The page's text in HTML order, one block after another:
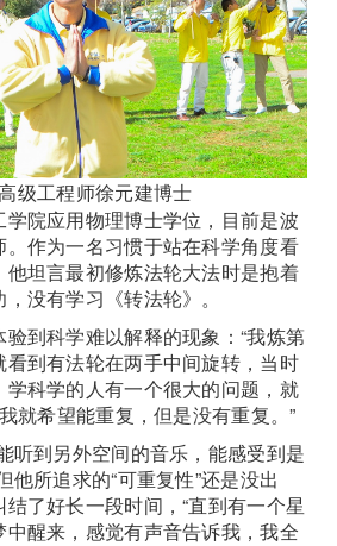
级工程师徐元建博士
院应用物理博士学位，目前是波
作为一名习惯于站在科学角度看
坦言最初修炼法轮大法时是抱着
没有学习《转法轮》。
到科学难以解释的现象：“我炼第
到有法轮在两手中间旋转，当时
科学的人有一个很大的问题，就
就希望能重复，但是没有重复。”
听到另外空间的音乐，能感受到是
他所追求的“可重复性”还是没出
了好长一段时间，“直到有一个星
醒来，感觉有声音告诉我，我全